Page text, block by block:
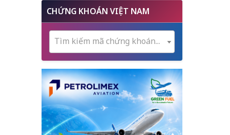
CHỨNG KHOÁN VIỆT NAM
Tìm kiếm mã chứng khoán...